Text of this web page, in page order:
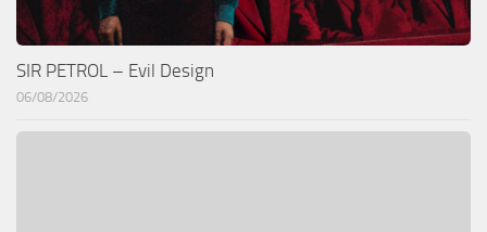
SIR PETROL – Evil Design
06/08/2026